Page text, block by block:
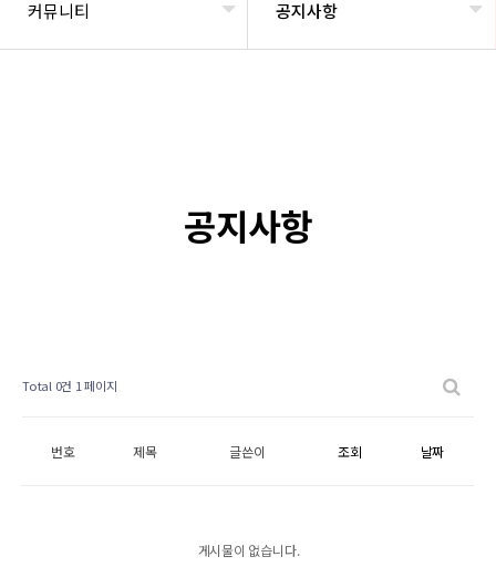
커뮤니티 공지사항
공지사항
Total 0건 1 페이지
번호 제목 글쓴이 조회 날짜
게시물이 없습니다.